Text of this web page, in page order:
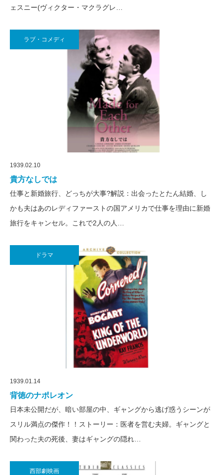
ェスニー(ヴィクター・マクラグレ…
ラブ・コメディ
1939.02.10
貴方なしでは
仕事と新婚旅行、どっちが大事?解説：出会ったとたん結婚、し
かも夫はあのレディファーストの国アメリカで仕事を理由に新婚
旅行をキャンセル。これで2人の人…
ドラマ
1939.01.14
背徳のナポレオン
日本未公開だが、暗い部屋の中、ギャングから逃げ惑うシーンが
スリル満点の傑作！！ストーリー：医者を営む夫婦。ギャングと
関わった夫の死後、妻はギャングの隠れ…
西部劇映画